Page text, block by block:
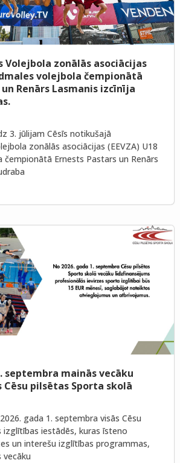
Volejbola zonālās asociācijas
volejbola čempionātā
Renārs Lasmanis izcīnīja
3. jūlijam Cēsīs notikušajā
zonālās asociācijas (EEVZA) U18
čempionātā Ernests Pastars un Renārs
septembra mainās vecāku
pilsētas Sporta skolā
gada 1. septembra visās Cēsu
izglītības iestādēs, kuras īsteno
un interešu izglītības programmas,
vecāku